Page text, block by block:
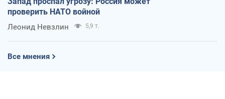
проверить НАТО войной
Леонид Невзлин 5,9 т.
Все мнения